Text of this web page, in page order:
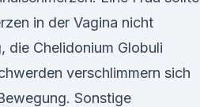
in der Vagina nicht
die Chelidonium Globuli
verschlimmern sich
Sonstige